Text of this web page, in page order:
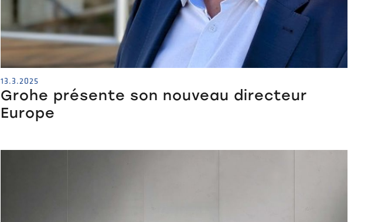
13.3.2025
Grohe présente son nouveau directeur
Europe